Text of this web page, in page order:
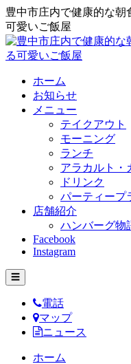
豊中市庄内で健康的な朝
可愛いご飯屋
ホーム
お知らせ
メニュー
テイクアウト
モーニング
ランチ
アラカルト・
ドリンク
パーティープ
店舗紹介
ハンバーグ物
Facebook
Instagram
☰
電話
マップ
ニュース
ホーム